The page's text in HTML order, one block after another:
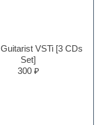
VSTi [3 CDs
Set]
300 ₽